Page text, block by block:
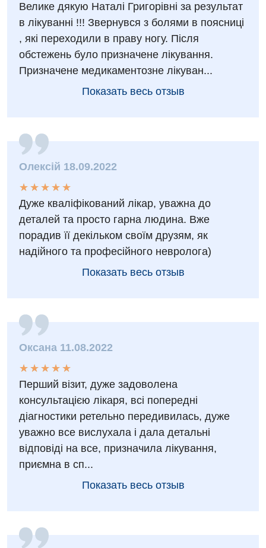
Вакансии
Мероприятия БПР
Интернатура
Энциклопедия
Программа лояльности
Отзывы
Диагностика
Диагностическое отделение
Инструментальная диагностика
Рентгенография
УЗИ
Для взрослых
Акушерство и гинекология
Андрология
Бесплатные услуги
Вакцинация
Гастроэнтерология
Диетология
Украинский
Русский
Велике дякую Наталі Григорівні за результат
в лікуванні !!! Звернувся з болями в поясниці
, які переходили в праву ногу. Після
обстежень було призначене лікування.
Призначене медикаментозне лікуван...
Показать весь отзыв
Олексій 18.09.2022
★
★
★
★
★
★ ★ ★ ★ ★
Дуже кваліфікований лікар, уважна до
деталей та просто гарна людина. Вже
порадив її декільком своїм друзям, як
надійного та професійного невролога)
Показать весь отзыв
Оксана 11.08.2022
★
★
★
★
★
★ ★ ★ ★ ★
Перший візит, дуже задоволена
консультацією лікаря, всі попередні
діагностики ретельно передивилась, дуже
уважно все вислухала і дала детальні
відповіді на все, призначила лікування,
приємна в сп...
Показать весь отзыв